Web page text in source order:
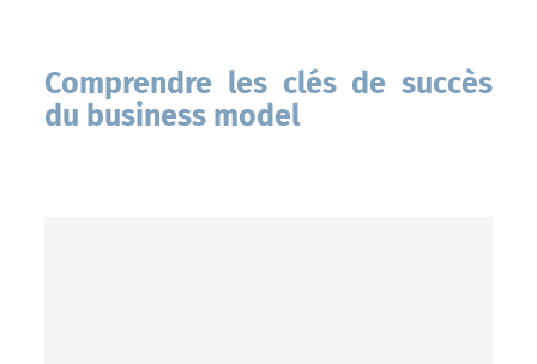
Comprendre les clés de succès
du business model